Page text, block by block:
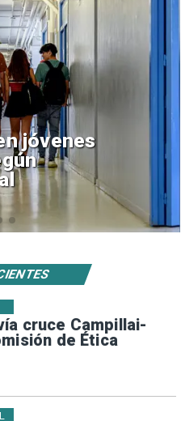
Parque
inversión
cruce Campillai-
de Ética